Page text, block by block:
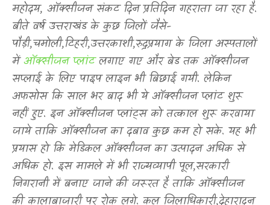
महोदय, ऑक्सीजन संकट दिन प्रतिदिन गहराता जा रहा है.
बीते वर्ष उत्तराखंड के कुछ जिलों जैसे-
पौड़ी,चमोली,टिहरी,उत्तरकाशी,रुद्रप्रयाग के जिला अस्पतालों
मेंऑक्सीजन प्लांटलगाए गए और बेड तक ऑक्सीजन
सप्लाई के लिए पाइप लाइन भी बिछाई गयी. लेकिन
अफसोस कि साल भर बाद भी ये ऑक्सीजन प्लांट शुरू
नहीं हुए. इन ऑक्सीजन प्लांट्स को तत्काल शुरू करवाया
जाये ताकि ऑक्सीजन का दबाव कुछ कम हो सके. यह भी
प्रयास हो कि मेडिकल ऑक्सीजन का उत्पादन अधिक से
अधिक हो. इस मामले में भी राज्यव्यापी पूल,सरकारी
निगरानी में बनाए जाने की जरूरत है ताकि ऑक्सीजन